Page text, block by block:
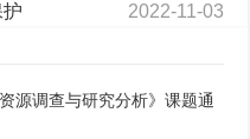
2022-11-03
源调查与研究分析》课题通